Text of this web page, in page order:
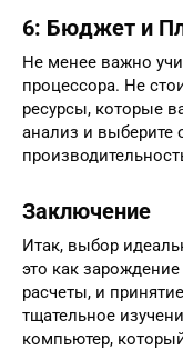
6: Бюджет и
Не менее важно
процессора. Не
ресурсы, которые
анализ и
Заключение
Итак, выбор
это как
расчеты, и
тщательное
компьютер,